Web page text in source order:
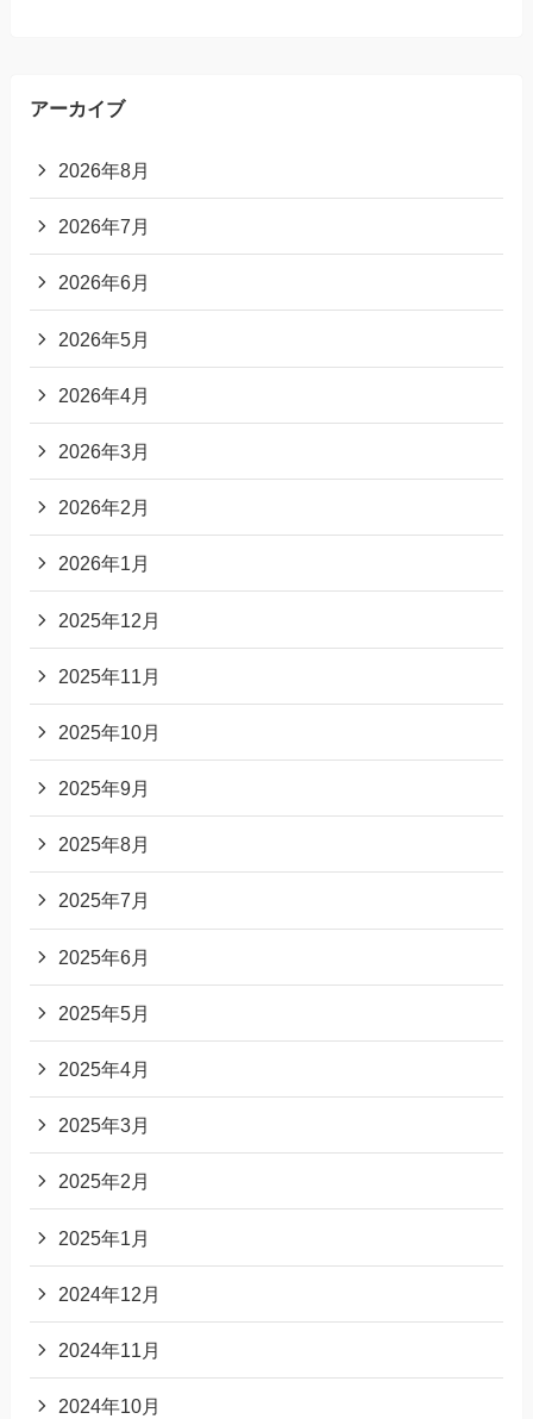
アーカイブ
2026年8月
2026年7月
2026年6月
2026年5月
2026年4月
2026年3月
2026年2月
2026年1月
2025年12月
2025年11月
2025年10月
2025年9月
2025年8月
2025年7月
2025年6月
2025年5月
2025年4月
2025年3月
2025年2月
2025年1月
2024年12月
2024年11月
2024年10月